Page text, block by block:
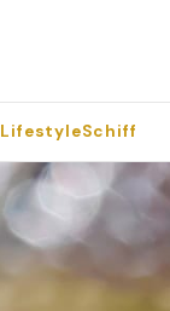
LifestyleSchiff